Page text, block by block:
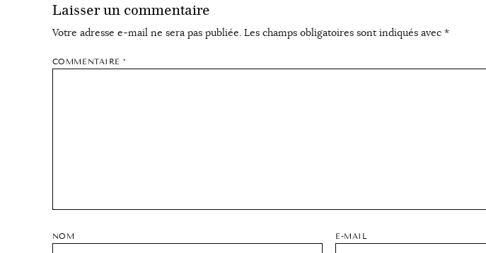
Laisser un commentaire
Votre adresse e-mail ne sera pas publiée. Les champs obligatoires sont indiqués avec *
COMMENTAIRE*
NOM E-MAIL